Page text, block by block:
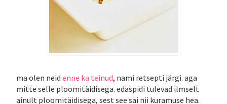
ma olen neid enne ka teinud, nami retsepti järgi. aga
mitte selle ploomitäidisega. edaspidi tulevad ilmselt
ainult ploomitäidisega, sest see sai nii kuramuse hea.